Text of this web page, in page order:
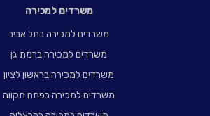
משרדים למכירה
משרדים למכירה בתל אביב
משרדים למכירה ברמת גן
משרדים למכירה בראשון לציון
משרדים למכירה בפתח תקווה